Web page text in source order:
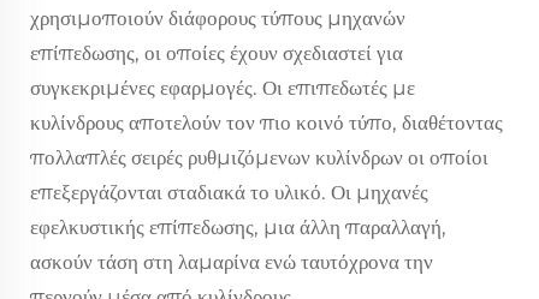
χρησιμοποιούν διάφορους τύπους μηχανών
επίπεδωσης, οι οποίες έχουν σχεδιαστεί για
συγκεκριμένες εφαρμογές. Οι επιπεδωτές με
κυλίνδρους αποτελούν τον πιο κοινό τύπο, διαθέτοντας
πολλαπλές σειρές ρυθμιζόμενων κυλίνδρων οι οποίοι
επεξεργάζονται σταδιακά το υλικό. Οι μηχανές
εφελκυστικής επίπεδωσης, μια άλλη παραλλαγή,
ασκούν τάση στη λαμαρίνα ενώ ταυτόχρονα την